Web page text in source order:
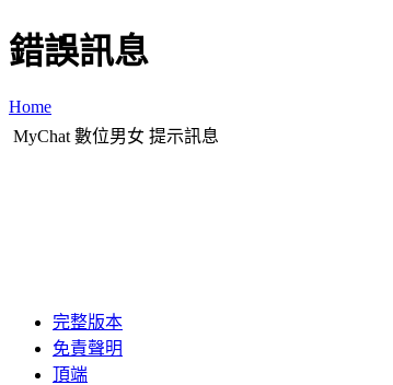
錯誤訊息
Home
MyChat 數位男女 提示訊息
完整版本
免責聲明
頂端